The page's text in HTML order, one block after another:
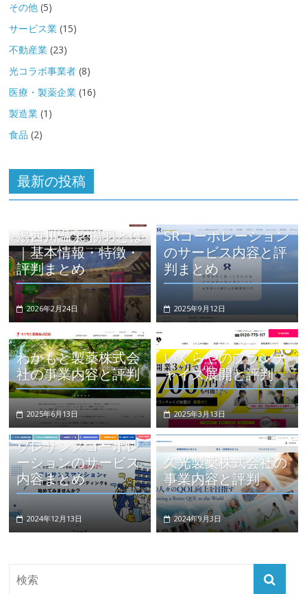
その他 (5)
サービス業 (15)
不動産業 (23)
光コラボ事業者 (8)
医療・製薬企業 (16)
製造業 (1)
食品 (2)
最新の投稿
湯西川温泉 揚羽とは
｜基本情報・特徴・
評判まとめ
2026年2月24日
SRコーポレーション
のサービス内容と評
判まとめ
2025年9月12日
わかもと製薬株式会
社の事業内容と評判
2025年6月13日
いくらやのフランチ
ャイズ展開と評判
2025年3月13日
プレサンスコーポレ
ーションのサービス
内容まとめ
2024年12月13日
久光製薬株式会社の
事業内容と評判
2024年9月3日